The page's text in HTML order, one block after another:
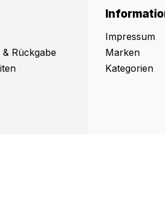
Rückgabe
Impressum
Marken
Kategorien